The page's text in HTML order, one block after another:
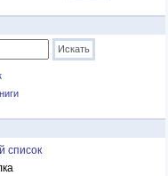
список